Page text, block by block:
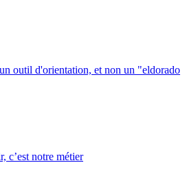
outil d'orientation, et non un "eldorado
c’est notre métier